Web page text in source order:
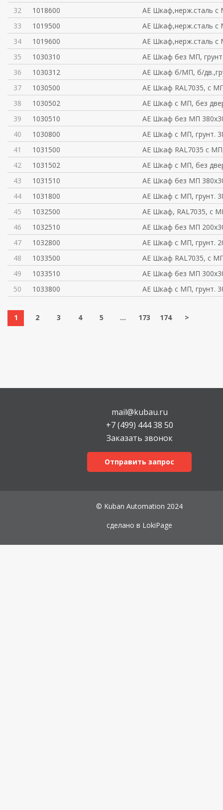
32
1018600
AE Шкаф,нерж.сталь с
33
1019500
AE Шкаф,нерж.сталь с
34
1019600
AE Шкаф,нерж.сталь с
35
1030310
AE Шкаф без МП,
36
1030312
AE Шкаф б/МП, б/
37
1030500
AE Шкаф RAL7035, с
38
1030502
AE Шкаф с МП, без
39
1030510
AE Шкаф без МП
40
1030800
AE Шкаф с МП, грунт.
41
1031500
AE Шкаф RAL7035 с
42
1031502
AE Шкаф с МП, без
43
1031510
AE Шкаф без МП
44
1031800
AE Шкаф с МП, грунт.
45
1032500
AE Шкаф, RAL7035, с
46
1032510
AE Шкаф без МП
47
1032800
AE Шкаф с МП, грунт.
48
1033500
AE Шкаф RAL7035, с
49
1033510
AE Шкаф без МП
50
1033800 AE Шкаф с МП, грунт.
1 2 3 4 5 ... 173 174 >
mail@kubau.ru
+7 (499) 444 38 50
Заказать звонок
Отправить запрос
© Kuban Automation 2024
сделано в LokiPage